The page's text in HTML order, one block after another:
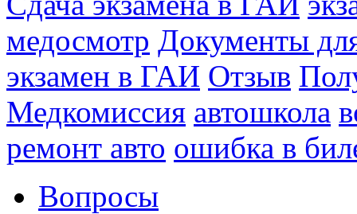
медосмотр Документы
экзамен в ГАИ Отзыв
Медкомиссия автошкола
ремонт авто ошибка в
Вопросы